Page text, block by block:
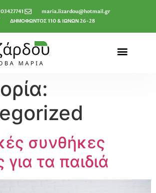
maria.lizardou@hotmail.gr
ΔΗΜΟΦΩΝΤΟΣ 110 & ΙΩΝΩΝ 26-28
συνθήκες
τα παιδιά